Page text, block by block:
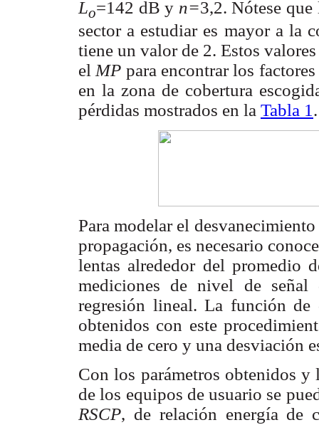
Lo=142 dB y n=3,2. Nótese
sector a estudiar es mayor a la
tiene un valor de 2. Estos
elMP para encontrar los
en la zona de cobertura
pérdidas mostrados en la Tabla 1.
Para modelar el
propagación, es necesario
lentas alrededor del promedio
mediciones de nivel de
regresión lineal. La función de
obtenidos con este
media de cero y una desviación
Con los parámetros obtenidos y
de los equipos de usuario se
RSCP, de relación energía de